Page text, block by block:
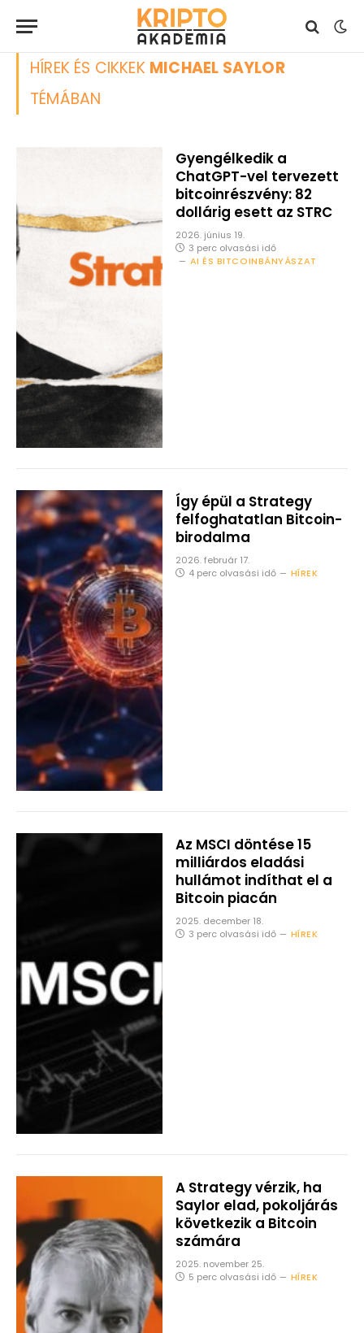
HÍREK ÉS CIKKEK MICHAEL SAYLOR
TÉMÁBAN
Gyengélkedik a
ChatGPT-vel tervezett
bitcoinrészvény: 82
dollárig esett az STRC
2026. június 19.
3 perc olvasási idő
AI ÉS BITCOINBÁNYÁSZAT
Így épül a Strategy
felfoghatatlan Bitcoin-
birodalma
2026. február 17.
4 perc olvasási idő
HÍREK
Az MSCI döntése 15
milliárdos eladási
hullámot indíthat el a
Bitcoin piacán
2025. december 18.
3 perc olvasási idő
HÍREK
A Strategy vérzik, ha
Saylor elad, pokoljárás
következik a Bitcoin
számára
2025. november 25.
5 perc olvasási idő
HÍREK